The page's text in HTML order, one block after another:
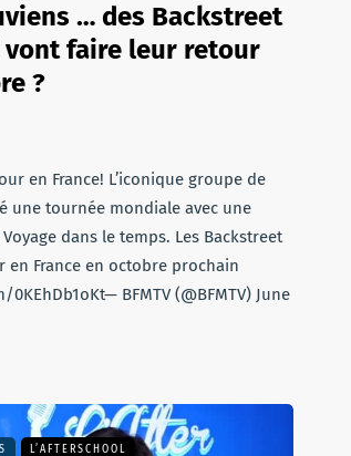
… des Backstreet
vont faire leur retour
?
en France! L’iconique groupe de
une tournée mondiale avec une
dans le temps. Les Backstreet
en France en octobre prochain
BFMTV (@BFMTV) June
L’AFTERSCHOOL